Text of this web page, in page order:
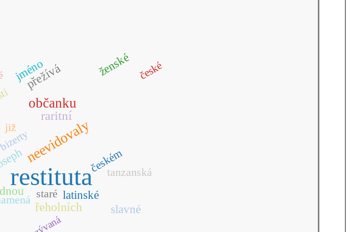
restituta
neevidovaly
občanku
raritní
přežívá
řeholních
jméno
latinské
slavné
ženské
staré
tanzanská
českém
již
české